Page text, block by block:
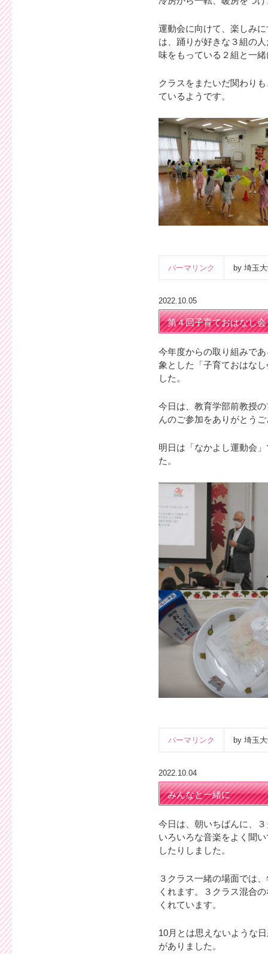
運動会に向けて、楽しみ
は、踊りが好きな３組の
味をもっている２組と一
クラスをまたいだ関わり
ているようです。
パーマリンク by 埼玉
2022.10.05
第４回子育ておはなし
今年度からの取り組みで
象とした「子育ておはな
した。
今日は、教育学部前教授
んのご参加をありがとう
明日は「なかよし運動会
た。
パーマリンク by 埼玉
2022.10.04
みんなと一緒に
今日は、朝いちばんに、
いろいろな音楽をよく聞
したりしました。
３クラス一緒の場面では
くれます。３クラス混合
くれています。
10月とは思えないような
がありました。